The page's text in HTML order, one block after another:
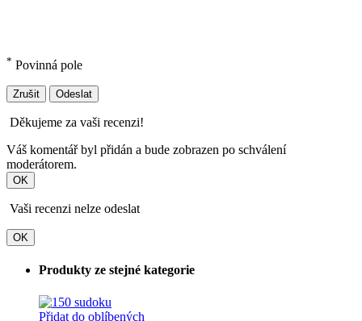
* Povinná pole
Zrušit Odeslat
Děkujeme za vaši recenzi!
Váš komentář byl přidán a bude zobrazen po schválení
moderátorem.
OK
Vaši recenzi nelze odeslat
OK
Produkty ze stejné kategorie
Přidat do oblíbených